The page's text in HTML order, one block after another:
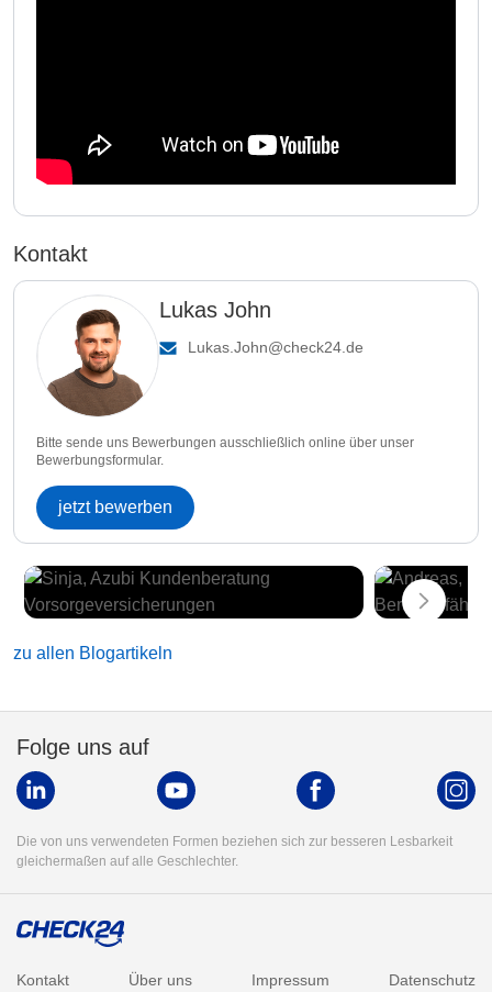
Kontakt
Lukas John
Lukas.John@check24.de
Bitte sende uns Bewerbungen ausschließlich online über unser
Bewerbungsformular.
jetzt bewerben
zu allen Blogartikeln
Folge uns auf
Die von uns verwendeten Formen beziehen sich zur besseren Lesbarkeit
gleichermaßen auf alle Geschlechter.
Kontakt Über uns Impressum Datenschutz